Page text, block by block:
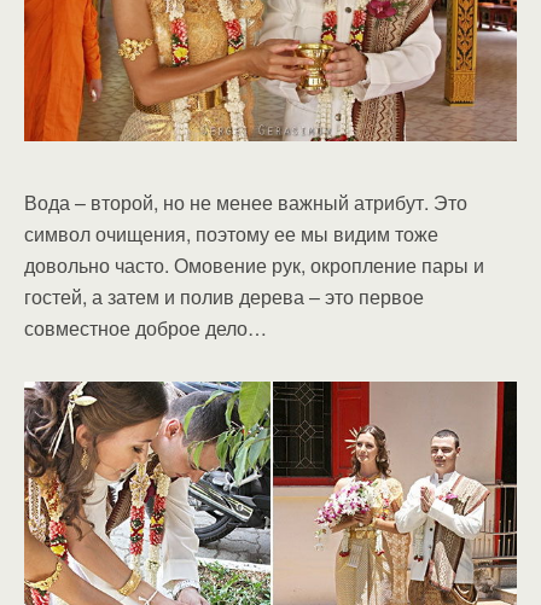
Вода – второй, но не менее важный атрибут. Это
символ очищения, поэтому ее мы видим тоже
довольно часто. Омовение рук, окропление пары и
гостей, а затем и полив дерева – это первое
совместное доброе дело…